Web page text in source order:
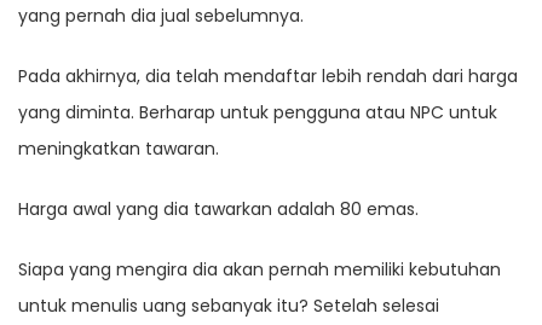
yang pernah dia jual sebelumnya.
Pada akhirnya, dia telah mendaftar lebih rendah dari harga
yang diminta. Berharap untuk pengguna atau NPC untuk
meningkatkan tawaran.
Harga awal yang dia tawarkan adalah 80 emas.
Siapa yang mengira dia akan pernah memiliki kebutuhan
untuk menulis uang sebanyak itu? Setelah selesai